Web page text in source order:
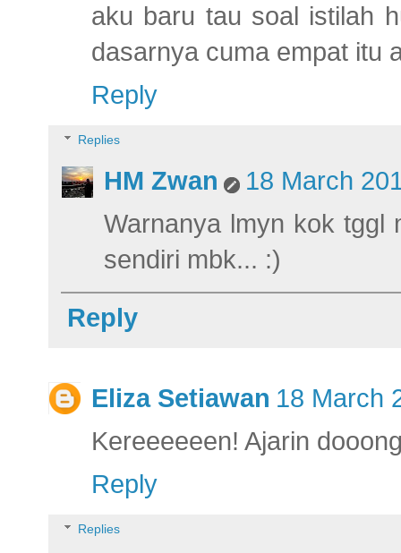
aku baru tau soal istilah
dasarnya cuma empat itu
Reply
Replies
HM Zwan
18 March
Warnanya lmyn kok tggl
sendiri mbk... :)
Reply
Eliza Setiawan 18 March
Kereeeeeen! Ajarin
Reply
Replies